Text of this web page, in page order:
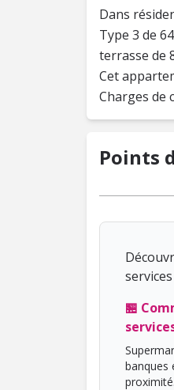
Dans
Type 3 de
terrasse de
Cet
Charges de
Points
🏪
banques
proximité.